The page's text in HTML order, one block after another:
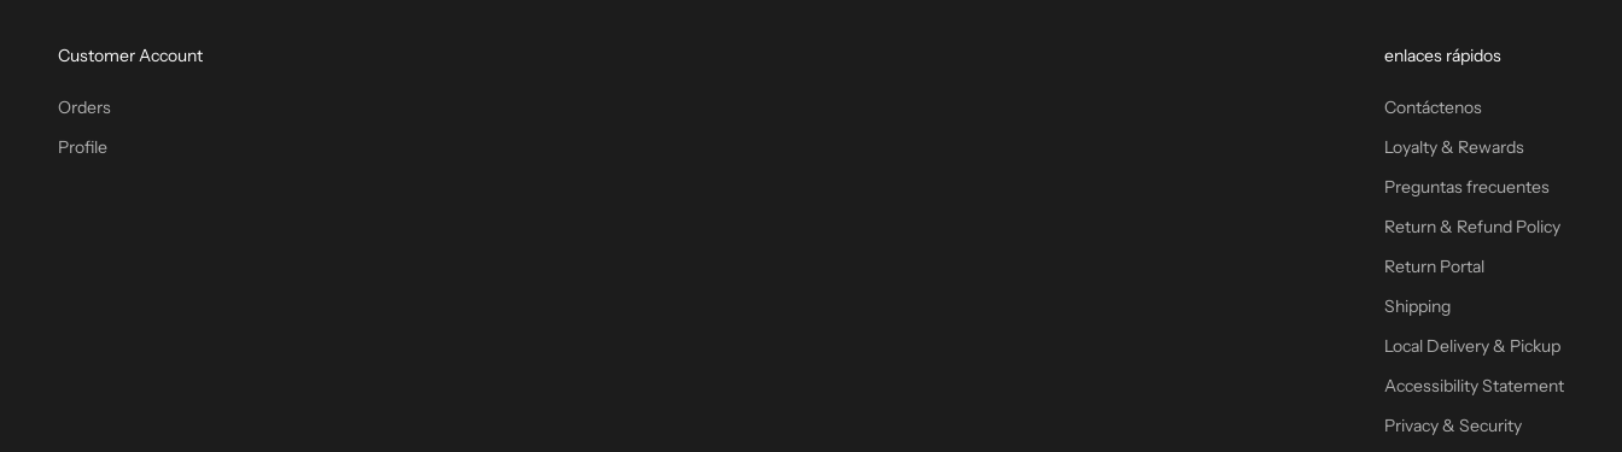
Customer Account
Orders
Profile
enlaces rápidos
Contáctenos
Loyalty & Rewards
Preguntas frecuentes
Return & Refund Policy
Return Portal
Shipping
Local Delivery & Pickup
Accessibility Statement
Privacy & Security